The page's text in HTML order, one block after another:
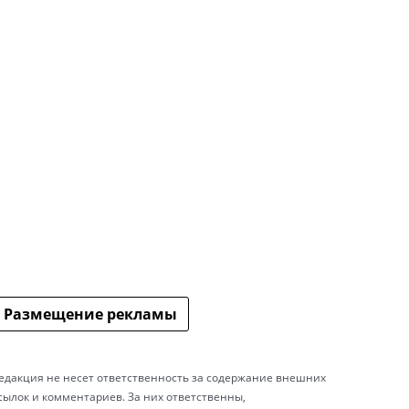
Размещение рекламы
не несет ответственность за содержание внешних
и комментариев. За них ответственны,